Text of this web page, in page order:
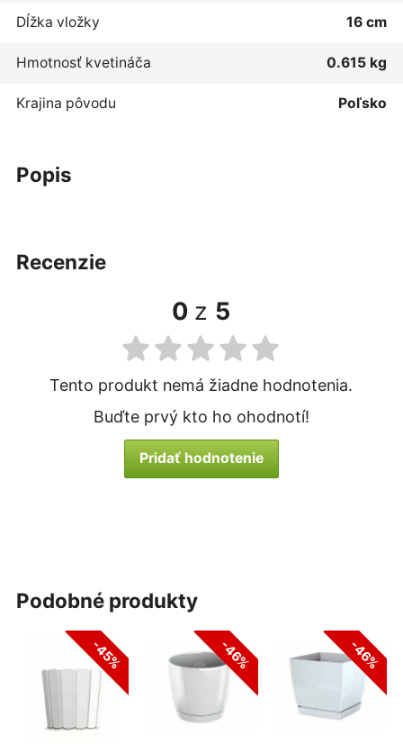
popis
Dĺžka vložky 16 cm
Hmotnosť kvetináča 0.615 kg
Krajina pôvodu Poľsko
recenzie
0 z 5
Tento produkt nemá žiadne hodnotenia.
Buďte prvý kto ho ohodnotí!
Pridať hodnotenie
podobné produkty
-45% -46% -46%